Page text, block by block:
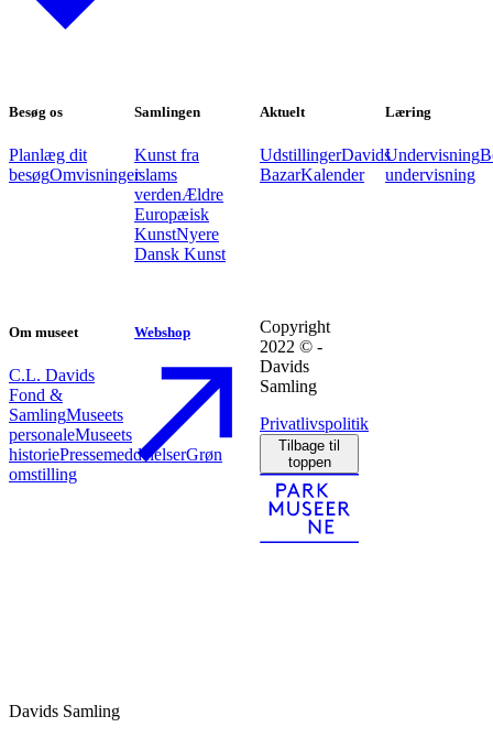
Besøg os
Planlæg dit
besøgOmvisninger
Samlingen
Kunst fra
islams
verdenÆldre
Europæisk
KunstNyere
Dansk Kunst
Aktuelt
UdstillingerDavids
BazarKalender
Læring
Undervisning
undervisning
Om museet
C.L. Davids
Fond &
SamlingMuseets
personaleMuseets
historiePressemeddelelserGrøn
omstilling
Webshop
Copyright
2022 © -
Davids
Samling
Privatlivspolitik
Tilbage til
toppen
Davids Samling